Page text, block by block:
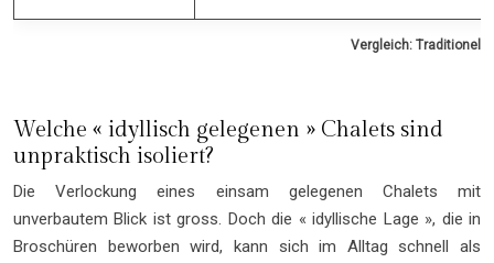
Vergleich:
Welche « idyllisch gelegenen » Chalets sind
unpraktisch isoliert?
Die Verlockung eines einsam gelegenen Chalets mit
unverbautem Blick ist gross. Doch die « idyllische Lage », die in
Broschüren beworben wird, kann sich im Alltag schnell als